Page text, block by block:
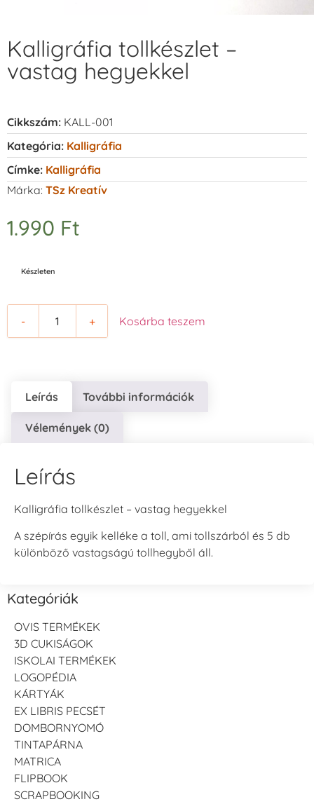
Kalligráfia tollkészlet –
vastag hegyekkel
Cikkszám: KALL-001
Kategória: Kalligráfia
Címke: Kalligráfia
Márka: TSz Kreatív
1.990 Ft
Készleten
- + Kosárba teszem
Leírás További információk
Vélemények (0)
Leírás
Kalligráfia tollkészlet – vastag hegyekkel
A szépírás egyik kelléke a toll, ami tollszárból és 5 db
különböző vastagságú tollhegyből áll.
Kategóriák
OVIS TERMÉKEK
3D CUKISÁGOK
ISKOLAI TERMÉKEK
LOGOPÉDIA
KÁRTYÁK
EX LIBRIS PECSÉT
DOMBORNYOMÓ
TINTAPÁRNA
MATRICA
FLIPBOOK
SCRAPBOOKING